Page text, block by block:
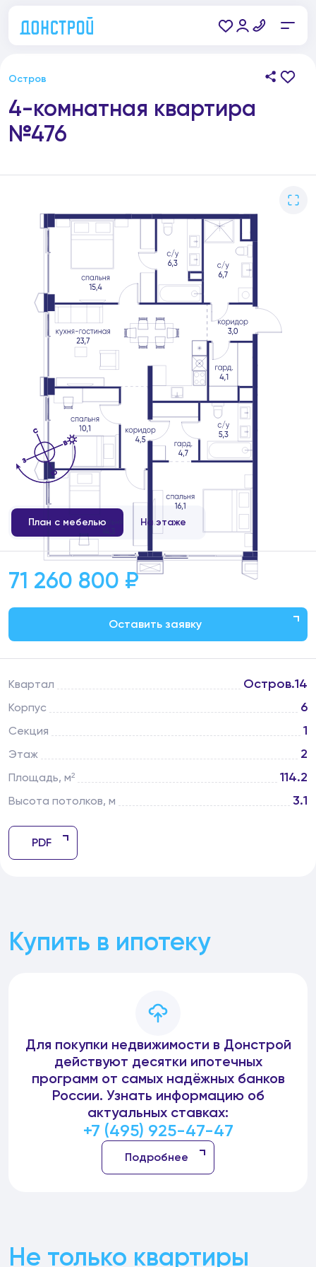
Остров
4-комнатная квартира
№476
План с мебелью На этаже
Квартал Остров.14
Корпус 6
Секция 1
Этаж 2
Площадь, м² 114.2
Высота потолков, м 3.1
PDF
71 260 800 ₽
Оставить заявку
Купить в ипотеку
Для покупки недвижимости в Донстрой
действуют десятки ипотечных
программ от самых надёжных банков
России. Узнать информацию об
актуальных ставках:
+7 (495) 925-47-47
Подробнее
Не только квартиры